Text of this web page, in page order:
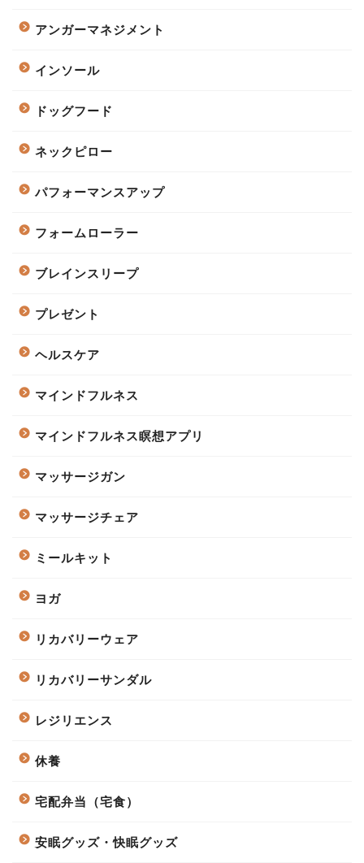
アンガーマネジメント
インソール
ドッグフード
ネックピロー
パフォーマンスアップ
フォームローラー
ブレインスリープ
プレゼント
ヘルスケア
マインドフルネス
マインドフルネス瞑想アプリ
マッサージガン
マッサージチェア
ミールキット
ヨガ
リカバリーウェア
リカバリーサンダル
レジリエンス
休養
宅配弁当（宅食）
安眠グッズ・快眠グッズ